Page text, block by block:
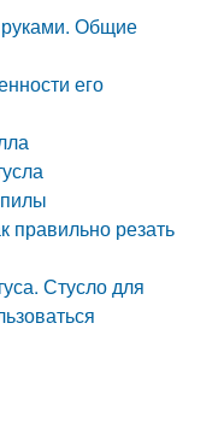
руками. Общие
его
правильно резать
Стусло для